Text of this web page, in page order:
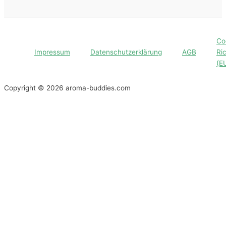
Impressum Datenschutzerklärung AGB
Copyright © 2026 aroma-buddies.com